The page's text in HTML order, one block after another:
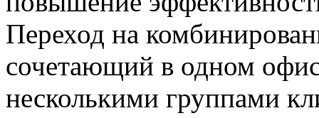
Переход на
сочетающий в одном
несколькими группами